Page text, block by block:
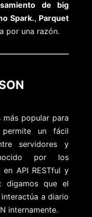
de big
Spark., Parquet
por una razón.
popular para
permite un fácil
servidores y
por los
API RESTful y
digamos que el
a diario
internamente.